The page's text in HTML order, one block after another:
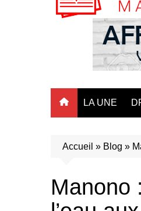
LA UNE
Accueil » Blog »
Manono